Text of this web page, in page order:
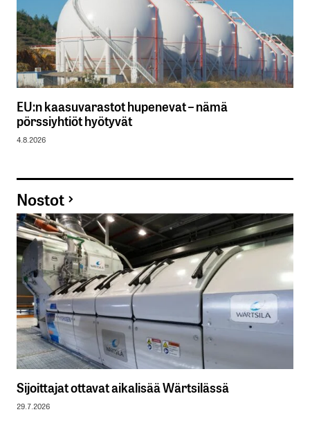
EU:n kaasuvarastot hupenevat – nämä
pörssiyhtiöt hyötyvät
4.8.2026
Nostot
Sijoittajat ottavat aikalisää Wärtsilässä
29.7.2026